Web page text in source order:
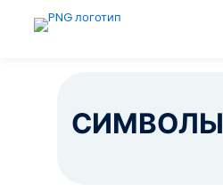
СИМВОЛЫ